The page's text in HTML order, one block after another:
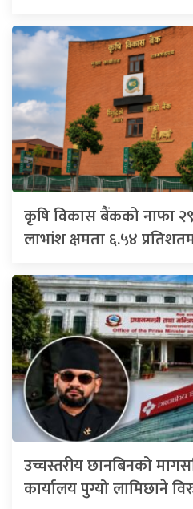
कृषि विकास बैंकको नाफा
लाभांश क्षमता ६.५४
उच्चस्तरीय छानबिनको
कार्यालय पुग्यो लामिछाने